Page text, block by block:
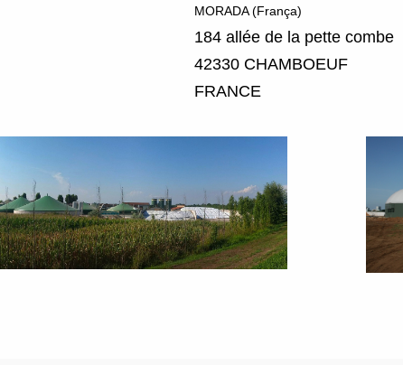
MORADA (França)
184 allée de la pette combe
42330 CHAMBOEUF
FRANCE